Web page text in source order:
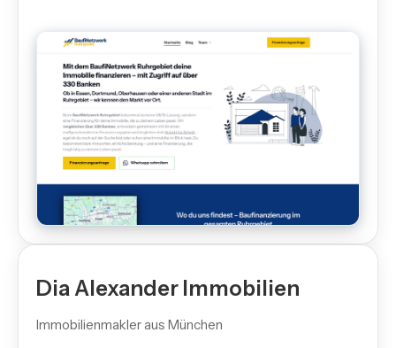
Dia Alexander Immobilien
Immobilienmakler aus München